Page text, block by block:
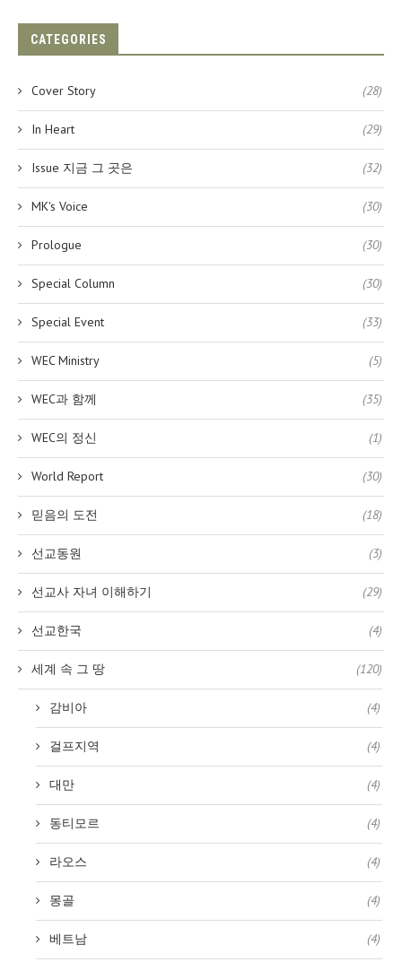
CATEGORIES
Cover Story (28)
In Heart (29)
Issue 지금 그 곳은 (32)
MK's Voice (30)
Prologue (30)
Special Column (30)
Special Event (33)
WEC Ministry (5)
WEC과 함께 (35)
WEC의 정신 (1)
World Report (30)
믿음의 도전 (18)
선교동원 (3)
선교사 자녀 이해하기 (29)
선교한국 (4)
세계 속 그 땅 (120)
감비아 (4)
걸프지역 (4)
대만 (4)
동티모르 (4)
라오스 (4)
몽골 (4)
베트남 (4)